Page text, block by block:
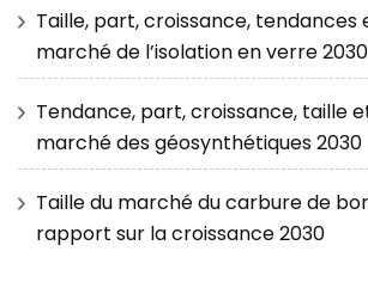
Taille, part, croissance, tendances
marché de l’isolation en verre 2030
Tendance, part, croissance, taille
marché des géosynthétiques 2030
Taille du marché du carbure de
rapport sur la croissance 2030